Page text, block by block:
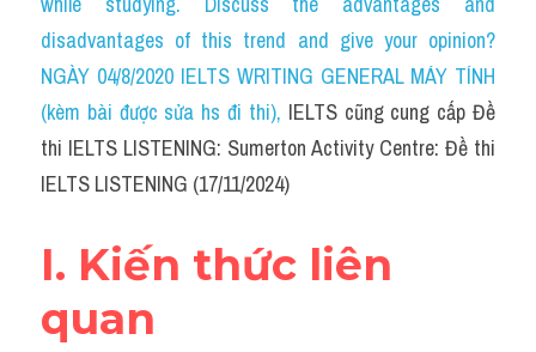
Cam
Series luyện nghe Tiếng Anh cùng IELTS T
Health and Medicine
Environment
Advice
IELTS Advice
disadvantages of this trend and give your opinion?
NGÀY 04/8/2020 IELTS WRITING GENERAL MÁY TÍNH
(kèm bài được sửa hs đi thi), IELTS cũng cung cấp Đề
thi IELTS LISTENING: Sumerton Activity Centre: Đề thi
IELTS LISTENING (17/11/2024)
I. Kiến thức liên
quan